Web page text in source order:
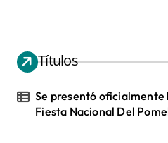
Títulos
Se presentó oficialmente
Fiesta Nacional Del